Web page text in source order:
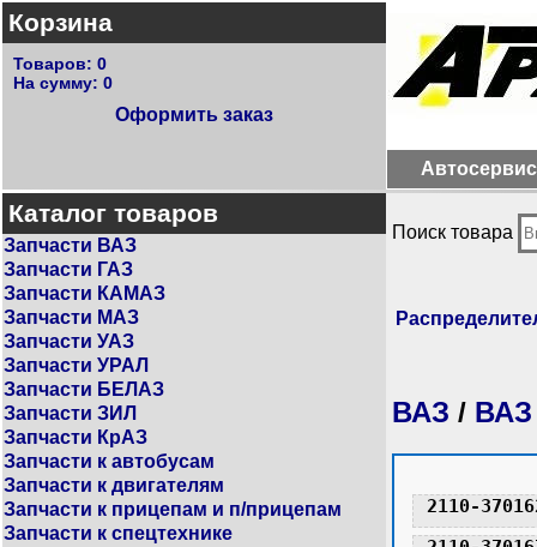
Корзина
Товаров: 0
На сумму: 0
Оформить заказ
Автосервис
Каталог товаров
Запчасти ВАЗ
Запчасти ГАЗ
Запчасти КАМАЗ
Запчасти МАЗ
Запчасти УАЗ
Запчасти УРАЛ
Запчасти БЕЛАЗ
Запчасти ЗИЛ
Запчасти КрАЗ
Запчасти к автобусам
Запчасти к двигателям
Запчасти к прицепам и п/прицепам
Запчасти к спецтехнике
Поиск товара
ВАЗ / ВАЗ
2110-